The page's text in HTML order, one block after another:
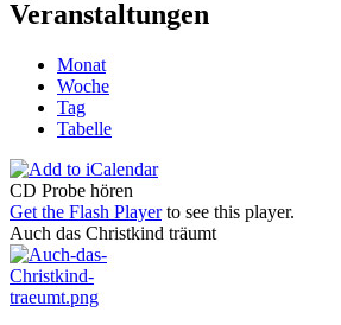
Veranstaltungen
Monat
Woche
Tag
Tabelle
CD Probe hören
Get the Flash Playerto see this player.
Auch das Christkind träumt